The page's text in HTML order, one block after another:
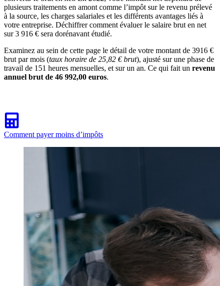
plusieurs traitements en amont comme l’impôt sur le revenu prélevé
à la source, les charges salariales et les différents avantages liés à
votre entreprise. Déchiffrer comment évaluer le salaire brut en net
sur 3 916 € sera dorénavant étudié.
Examinez au sein de cette page le détail de votre montant de 3916 €
brut par mois (taux horaire de 25,82 € brut), ajusté sur une phase de
travail de 151 heures mensuelles, et sur un an. Ce qui fait un revenu
annuel brut de 46 992,00 euros.
Comment payer moins d’impôts